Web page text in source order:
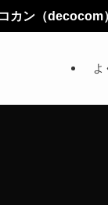
」に名前が変わ
よ